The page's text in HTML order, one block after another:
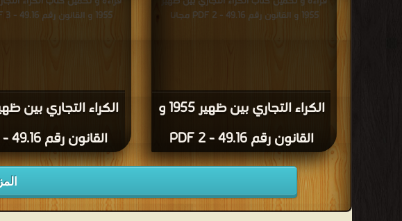
القانون رقم 49.16 - 3 PDF
1955 و القانون رقم 49.16 - 3 PDF مجانا
الكراء التجاري بين ظهير 1955 و
القانون رقم 49.16 - 2 PDF
1955 و القانون رقم 49.16 - 2 PDF مجانا